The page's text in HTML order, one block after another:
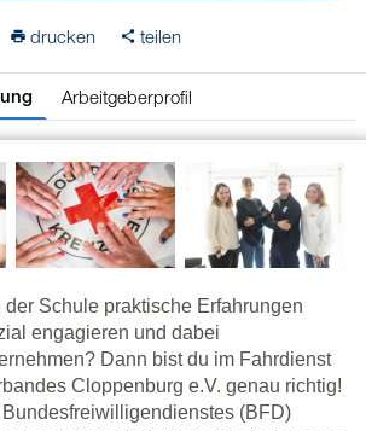
drucken teilen
Arbeitgeberprofil